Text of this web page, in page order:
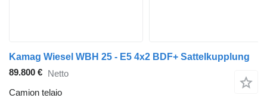
Kamag Wiesel WBH 25 - E5 4x2 BDF+ Sattelkupplung
89.800 € Netto
Camion telaio